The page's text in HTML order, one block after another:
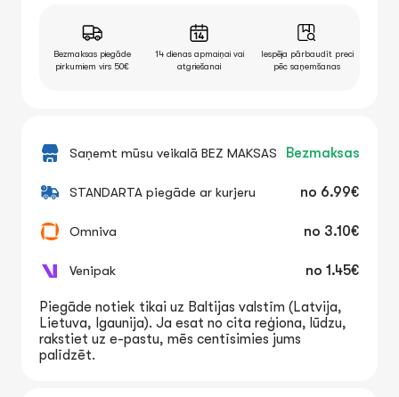
Bezmaksas piegāde
pirkumiem virs 50€
14 dienas apmaiņai vai
atgriešanai
Iespēja pārbaudīt preci
pēc saņemšanas
Saņemt mūsu veikalā BEZ MAKSAS Bezmaksas
STANDARTA piegāde ar kurjeru no 6.99€
Omniva no 3.10€
Venipak no 1.45€
Piegāde notiek tikai uz Baltijas valstīm (Latvija,
Lietuva, Igaunija). Ja esat no cita reģiona, lūdzu,
rakstiet uz e-pastu, mēs centīsimies jums
palīdzēt.